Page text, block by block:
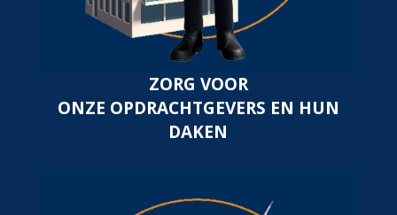
ZORG VOOR
ONZE OPDRACHTGEVERS EN HUN
DAKEN